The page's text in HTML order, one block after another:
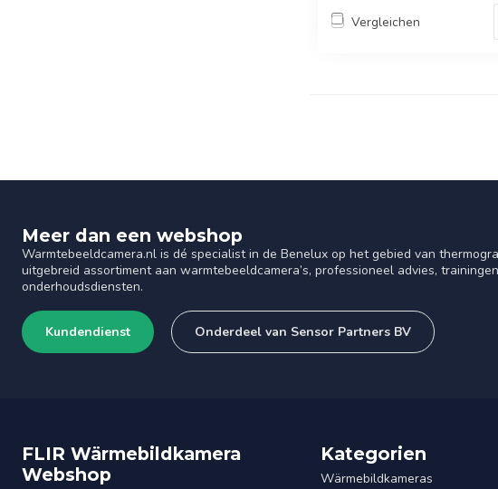
Vergleichen
Meer dan een webshop
Warmtebeeldcamera.nl is dé specialist in de Benelux op het gebied van
uitgebreid assortiment aan warmtebeeldcamera’s, professioneel advies,
onderhoudsdiensten.
Kundendienst Onderdeel van Sensor Partners BV
FLIR Wärmebildkamera
Webshop
Kategorien
Wärmebildkameras